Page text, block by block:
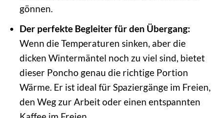
gönnen.
Der perfekte Begleiter für den Übergang:
Wenn die Temperaturen sinken, aber die
dicken Wintermäntel noch zu viel sind, bietet
dieser Poncho genau die richtige Portion
Wärme. Er ist ideal für Spaziergänge im Freien,
den Weg zur Arbeit oder einen entspannten